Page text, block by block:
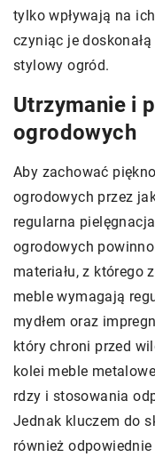
tylko wpływają na
czyniąc je
stylowy ogród.
Utrzymanie i
ogrodowych
Aby zachować
ogrodowych przez
regularna
ogrodowych
materiału, z którego
meble wymagają
mydłem oraz
który chroni przed
kolei meble
rdzy i stosowania
Jednak kluczem do
również